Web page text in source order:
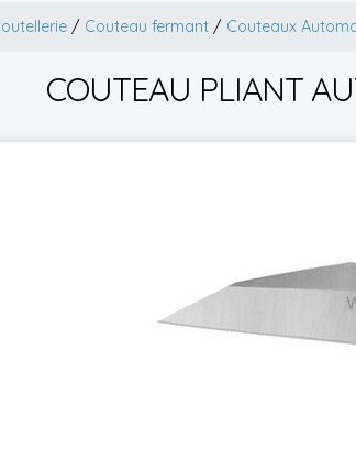
/ Couteau fermant/ Couteaux
COUTEAU PLIANT